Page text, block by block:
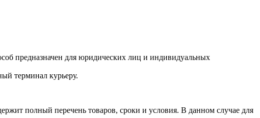
предназначен для юридических лиц и индивидуальных
терминал курьеру.
полный перечень товаров, сроки и условия. В данном случае для